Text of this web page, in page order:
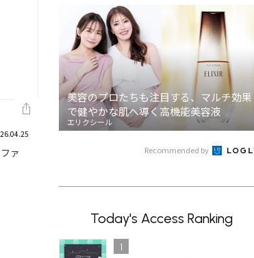
ァ
美容のプロたちも注目する、マルチ効果
で健やかな肌へ導く高機能美容液
エリクシール
Recommended by
Today's Access Ranking
1